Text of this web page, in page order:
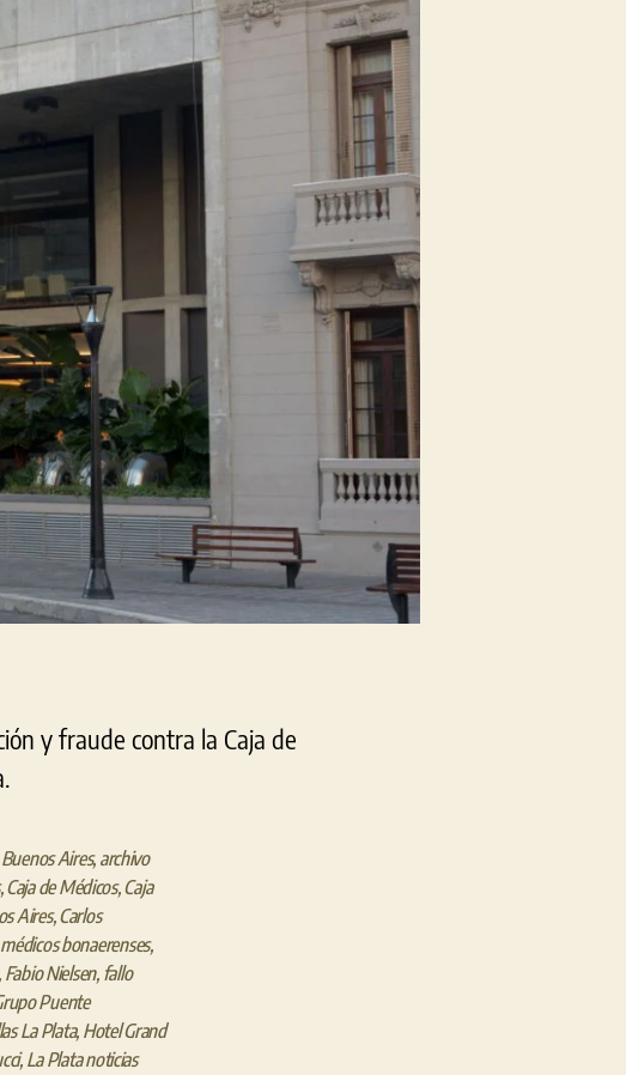
y fraude contra la Caja de
Aires, archivo
,Caja de Médicos,Caja
Aires,Carlos
bonaerenses,
Fabio Nielsen, fallo
Puente
La Plata, Hotel Grand
, La Plata noticias